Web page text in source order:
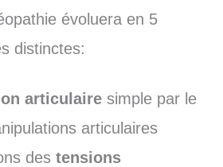
évoluera en 5
distinctes:
articulaire simple par le
articulaires
des tensions